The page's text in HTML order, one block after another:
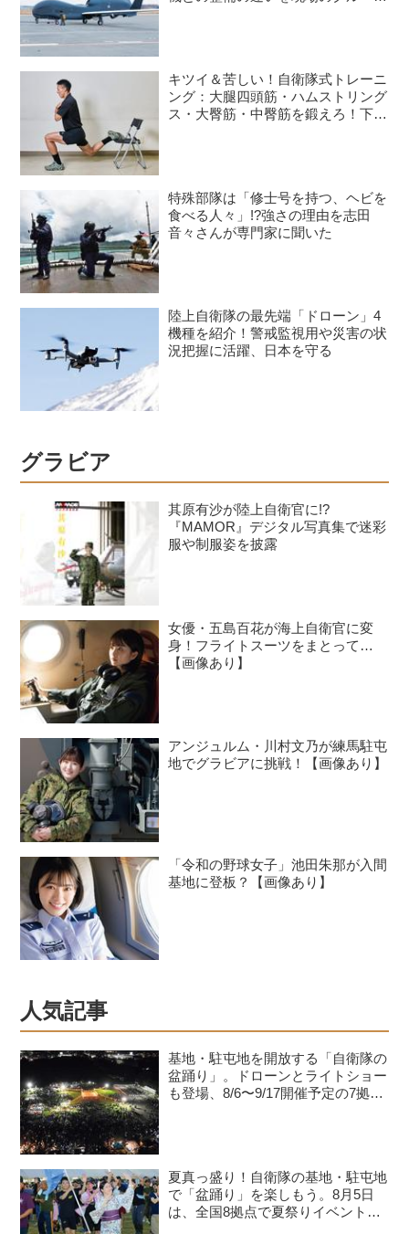
キツイ＆苦しい！自衛隊式トレーニ
ング：大腿四頭筋・ハムストリング
ス・大臀筋・中臀筋を鍛えろ！下半
特殊部隊は「修士号を持つ、ヘビを
食べる人々」!?強さの理由を志田
音々さんが専門家に聞いた
陸上自衛隊の最先端「ドローン」4
機種を紹介！警戒監視用や災害の状
況把握に活躍、日本を守る
グラビア
其原有沙が陸上自衛官に!?
『MAMOR』デジタル写真集で迷彩
服や制服姿を披露
女優・五島百花が海上自衛官に変
身！フライトスーツをまとって…
【画像あり】
アンジュルム・川村文乃が練馬駐屯
地でグラビアに挑戦！【画像あり】
「令和の野球女子」池田朱那が入間
基地に登板？【画像あり】
人気記事
基地・駐屯地を開放する「自衛隊の
盆踊り」。ドローンとライトショー
も登場、8/6〜9/17開催予定の7拠点
夏真っ盛り！自衛隊の基地・駐屯地
で「盆踊り」を楽しもう。8月5日
は、全国8拠点で夏祭りイベントが